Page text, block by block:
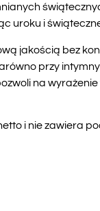
uroku i
jakością bez
przy
na
i nie zawiera